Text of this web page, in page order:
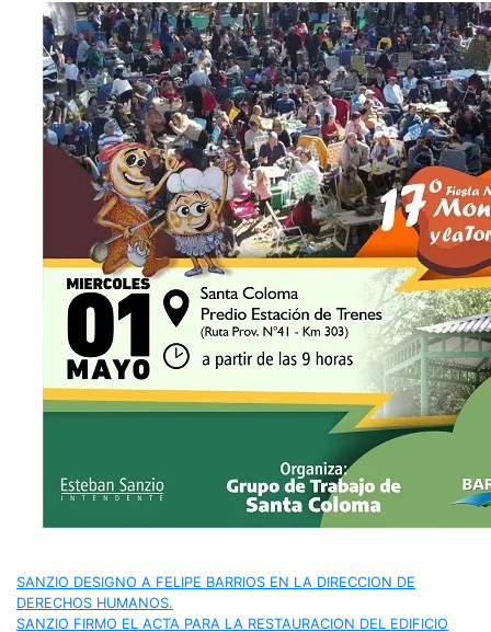
Navegación
SANZIO DESIGNO A FELIPE BARRIOS EN LA DIRECCION DE
DERECHOS HUMANOS.
SANZIO FIRMO EL ACTA PARA LA RESTAURACION DEL EDIFICIO